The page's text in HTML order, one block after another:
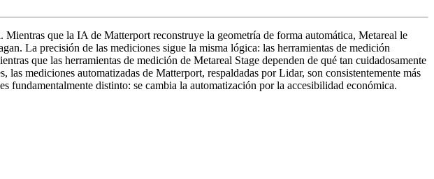
que la IA de Matterport reconstruye la geometría de forma automática, Metareal le
La precisión de las mediciones sigue la misma lógica: las herramientas de medición
que las herramientas de medición de Metareal Stage dependen de qué tan cuidadosamente
mediciones automatizadas de Matterport, respaldadas por Lidar, son consistentemente más
distinto: se cambia la automatización por la accesibilidad económica.